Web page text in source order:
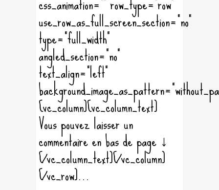
use_row_as_full_screen_section="no"
type="full_width"
angled_section="no"
text_align="left"
[vc_column][vc_column_text]
Vous pouvez laisser un
commentaire en bas de page ↓
[/vc_column_text][/vc_column]
[/vc_row]...